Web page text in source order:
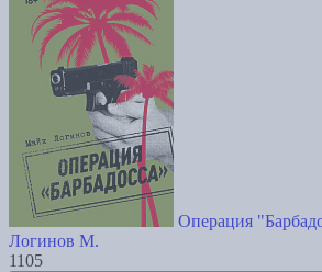
Операция
Логинов М.
1105